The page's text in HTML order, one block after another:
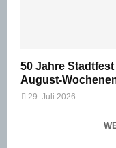
50 Jahre
August-
29. Juli 2026